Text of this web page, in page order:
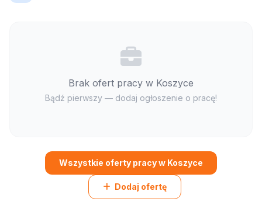
Brak ofert pracy w Koszyce
Bądź pierwszy — dodaj ogłoszenie o pracę!
Wszystkie oferty pracy w Koszyce
Dodaj ofertę